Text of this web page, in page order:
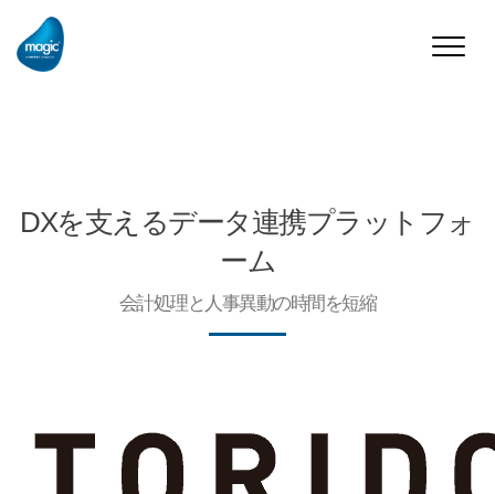
Toggle
DXを支えるデータ連携プラットフォ
ーム
会計処理と人事異動の時間を短縮